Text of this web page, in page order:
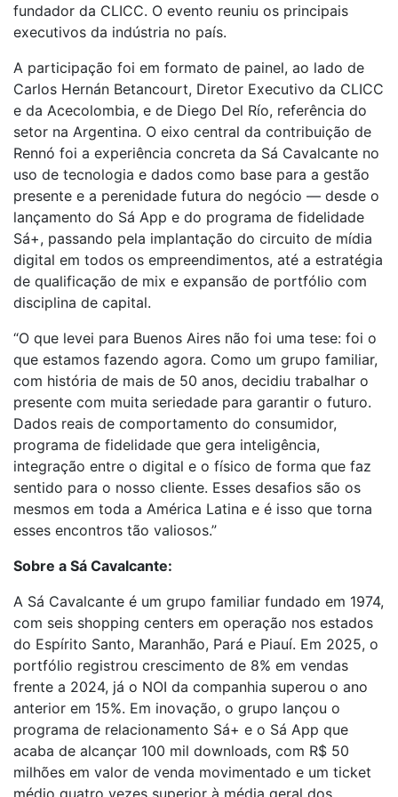
fundador da CLICC. O evento reuniu os principais
executivos da indústria no país.
A participação foi em formato de painel, ao lado de
Carlos Hernán Betancourt, Diretor Executivo da CLICC
e da Acecolombia, e de Diego Del Río, referência do
setor na Argentina. O eixo central da contribuição de
Rennó foi a experiência concreta da Sá Cavalcante no
uso de tecnologia e dados como base para a gestão
presente e a perenidade futura do negócio — desde o
lançamento do Sá App e do programa de fidelidade
Sá+, passando pela implantação do circuito de mídia
digital em todos os empreendimentos, até a estratégia
de qualificação de mix e expansão de portfólio com
disciplina de capital.
“O que levei para Buenos Aires não foi uma tese: foi o
que estamos fazendo agora. Como um grupo familiar,
com história de mais de 50 anos, decidiu trabalhar o
presente com muita seriedade para garantir o futuro.
Dados reais de comportamento do consumidor,
programa de fidelidade que gera inteligência,
integração entre o digital e o físico de forma que faz
sentido para o nosso cliente. Esses desafios são os
mesmos em toda a América Latina e é isso que torna
esses encontros tão valiosos.”
Sobre a Sá Cavalcante:
A Sá Cavalcante é um grupo familiar fundado em 1974,
com seis shopping centers em operação nos estados
do Espírito Santo, Maranhão, Pará e Piauí. Em 2025, o
portfólio registrou crescimento de 8% em vendas
frente a 2024, já o NOI da companhia superou o ano
anterior em 15%. Em inovação, o grupo lançou o
programa de relacionamento Sá+ e o Sá App que
acaba de alcançar 100 mil downloads, com R$ 50
milhões em valor de venda movimentado e um ticket